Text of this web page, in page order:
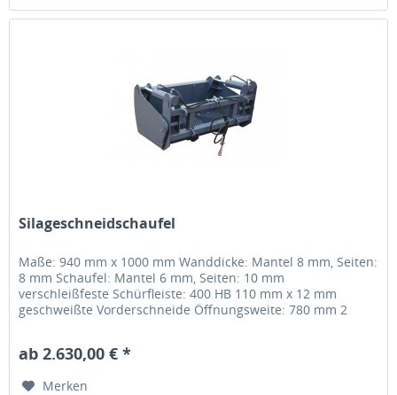
Silageschneidschaufel
Maße: 940 mm x 1000 mm Wanddicke: Mantel 8 mm, Seiten:
8 mm Schaufel: Mantel 6 mm, Seiten: 10 mm
verschleißfeste Schürfleiste: 400 HB 110 mm x 12 mm
geschweißte Vorderschneide Öffnungsweite: 780 mm 2
ab 2.630,00 € *
Merken